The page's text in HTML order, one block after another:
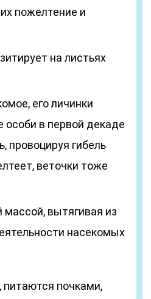
пожелтение и
на листьях
его личинки
особи в первой декаде
провоцируя гибель
веточки тоже
вытягивая из
насекомых
питаются почками,